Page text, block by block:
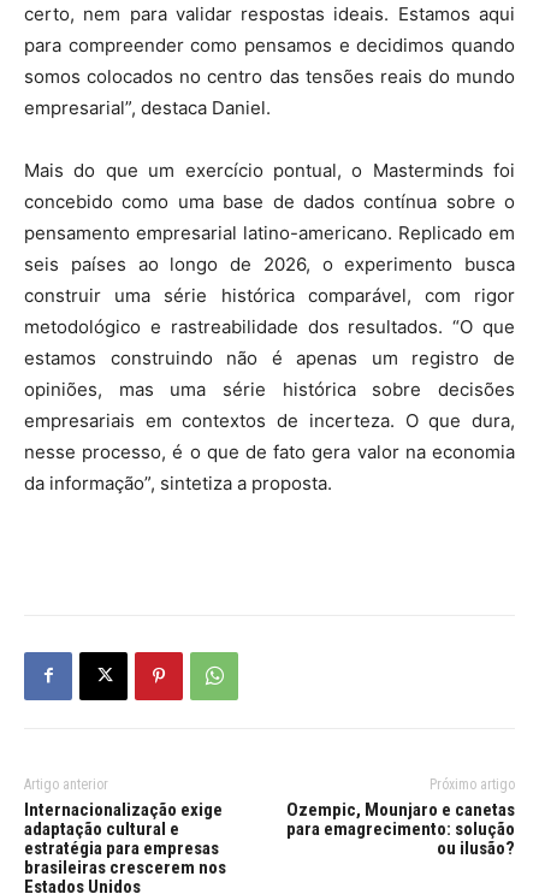
certo, nem para validar respostas ideais. Estamos aqui
para compreender como pensamos e decidimos quando
somos colocados no centro das tensões reais do mundo
empresarial”, destaca Daniel.
Mais do que um exercício pontual, o Masterminds foi
concebido como uma base de dados contínua sobre o
pensamento empresarial latino-americano. Replicado em
seis países ao longo de 2026, o experimento busca
construir uma série histórica comparável, com rigor
metodológico e rastreabilidade dos resultados. “O que
estamos construindo não é apenas um registro de
opiniões, mas uma série histórica sobre decisões
empresariais em contextos de incerteza. O que dura,
nesse processo, é o que de fato gera valor na economia
da informação”, sintetiza a proposta.
Artigo anterior
Internacionalização exige
adaptação cultural e
estratégia para empresas
brasileiras crescerem nos
Estados Unidos
Próximo artigo
Ozempic, Mounjaro e canetas
para emagrecimento: solução
ou ilusão?